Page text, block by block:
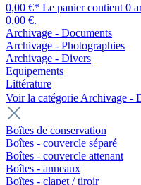
0,00 €* Le panier contient 0
0,00 €.
Archivage - Documents
Archivage - Photographies
Archivage - Divers
Equipements
Littérature
Voir la catégorie Archivage -
Boîtes de conservation
Boîtes - couvercle séparé
Boîtes - couvercle attenant
Boîtes - anneaux
Boîtes - clapet / tiroir